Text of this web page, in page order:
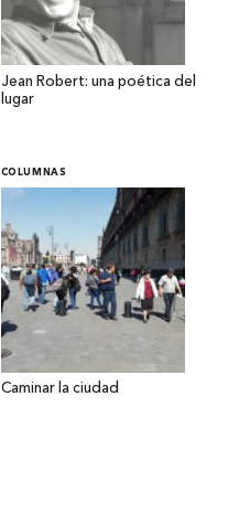
Jean Robert: una poética del
lugar
COLUMNAS
Caminar la ciudad